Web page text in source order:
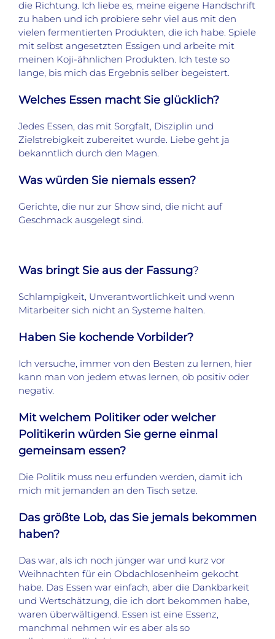
die Richtung. Ich liebe es, meine eigene Handschrift
zu haben und ich probiere sehr viel aus mit den
vielen fermentierten Produkten, die ich habe. Spiele
mit selbst angesetzten Essigen und arbeite mit
meinen Koji-ähnlichen Produkten. Ich teste so
lange, bis mich das Ergebnis selber begeistert.
Welches Essen macht Sie glücklich?
Jedes Essen, das mit Sorgfalt, Disziplin und
Zielstrebigkeit zubereitet wurde. Liebe geht ja
bekanntlich durch den Magen.
Was würden Sie niemals essen?
Gerichte, die nur zur Show sind, die nicht auf
Geschmack ausgelegt sind.
Was bringt Sie aus der Fassung?
Schlampigkeit, Unverantwortlichkeit und wenn
Mitarbeiter sich nicht an Systeme halten.
Haben Sie kochende Vorbilder?
Ich versuche, immer von den Besten zu lernen, hier
kann man von jedem etwas lernen, ob positiv oder
negativ.
Mit welchem Politiker oder welcher
Politikerin würden Sie gerne einmal
gemeinsam essen?
Die Politik muss neu erfunden werden, damit ich
mich mit jemanden an den Tisch setze.
Das größte Lob, das Sie jemals bekommen
haben?
Das war, als ich noch jünger war und kurz vor
Weihnachten für ein Obdachlosenheim gekocht
habe. Das Essen war einfach, aber die Dankbarkeit
und Wertschätzung, die ich dort bekommen habe,
waren überwältigend. Essen ist eine Essenz,
manchmal nehmen wir es aber als so